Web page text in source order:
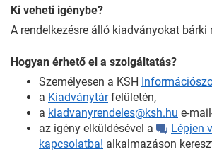
Ki veheti igénybe?
A rendelkezésre álló kiadványokat bárki
Hogyan érhető el a szolgáltatás?
Személyesen a KSH
a Kiadványtárfelületén,
a kiadvanyrendeles@ksh.hu e-
az igény elküldésével a
Lépjen
kapcsolatba! alkalmazáson